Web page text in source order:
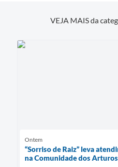
VEJA MAIS da
Ontem
“Sorriso de Raiz” leva
na Comunidade dos Arturos